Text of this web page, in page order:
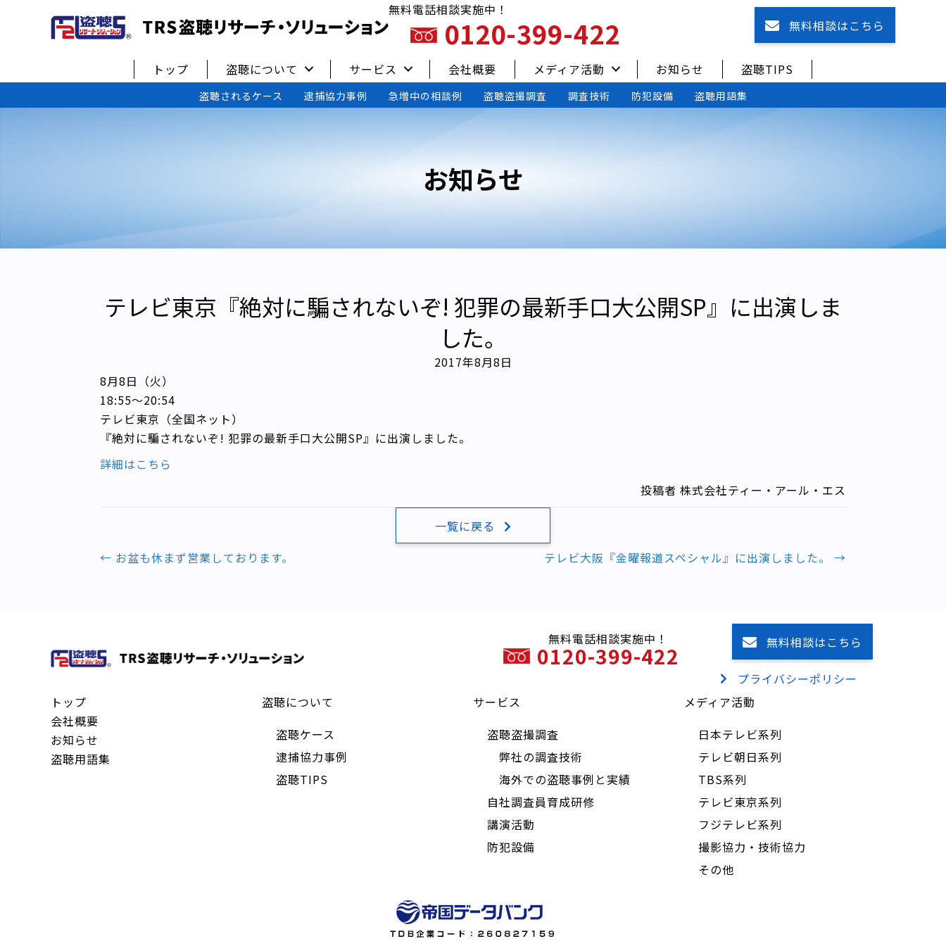
無料電話相談実施中！
0120-399-422 無料相談はこちら
トップ 盗聴について サービス 会社概要 メディア活動 お知らせ 盗聴TIPS
盗聴されるケース 逮捕協力事例 急増中の相談例 盗聴盗撮調査 調査技術 防犯設備 盗聴用語集
お知らせ
テレビ東京『絶対に騙されないぞ! 犯罪の最新手口大公開SP』に出演しま
した。
2017年8月8日
8月8日（火）
18:55～20:54
テレビ東京（全国ネット）
『絶対に騙されないぞ! 犯罪の最新手口大公開SP』に出演しました。
詳細はこちら
投稿者 株式会社ティー・アール・エス
一覧に戻る
Posts
← お盆も休まず営業しております。 テレビ大阪『金曜報道スペシャル』に出演しました。 →
無料電話相談実施中！
0120-399-422 無料相談はこちら
プライバシーポリシー
トップ
会社概要
お知らせ
盗聴用語集
盗聴について
盗聴ケース
逮捕協力事例
盗聴TIPS
サービス
盗聴盗撮調査
弊社の調査技術
海外での盗聴事例と実績
自社調査員育成研修
講演活動
防犯設備
メディア活動
日本テレビ系列
テレビ朝日系列
TBS系列
テレビ東京系列
フジテレビ系列
撮影協力・技術協力
その他